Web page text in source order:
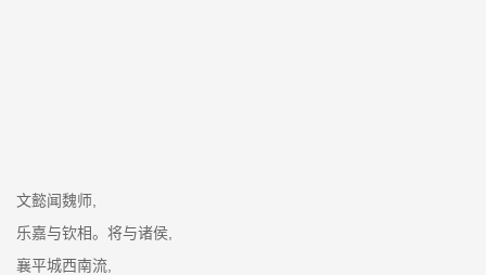
文懿闻魏师,
乐嘉与钦相。将与诸侯,
襄平城西南流,